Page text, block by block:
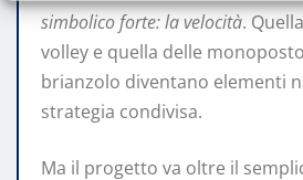
simbolico forte: la velocità.
volley e quella delle
brianzolo diventano elementi
strategia condivisa.
Ma il progetto va oltre il